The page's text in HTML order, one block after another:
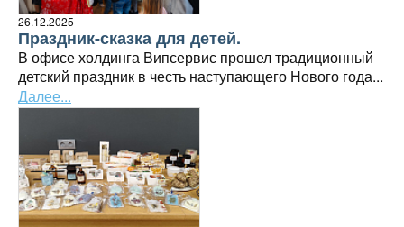
Праздник-сказка для детей.
В офисе холдинга Випсервис прошел традиционный
детский праздник в честь наступающего Нового года...
26.12.2025
Далее...